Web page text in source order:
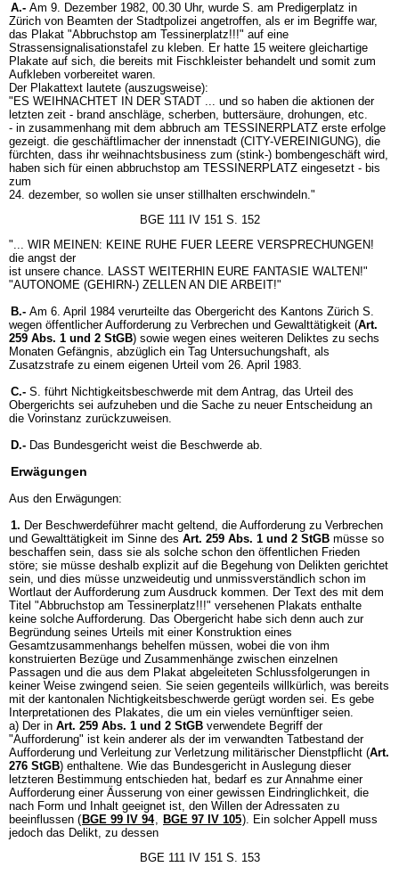
A.- Am 9. Dezember 1982, 00.30 Uhr, wurde S. am Predigerplatz in
Zürich von Beamten der Stadtpolizei angetroffen, als er im Begriffe war,
das Plakat "Abbruchstop am Tessinerplatz!!!" auf eine
Strassensignalisationstafel zu kleben. Er hatte 15 weitere gleichartige
Plakate auf sich, die bereits mit Fischkleister behandelt und somit zum
Aufkleben vorbereitet waren.
Der Plakattext lautete (auszugsweise):
"ES WEIHNACHTET IN DER STADT ... und so haben die aktionen der
letzten zeit - brand anschläge, scherben, buttersäure, drohungen, etc.
- in zusammenhang mit dem abbruch am TESSINERPLATZ erste erfolge
gezeigt. die geschäftlimacher der innenstadt (CITY-VEREINIGUNG), die
fürchten, dass ihr weihnachtsbusiness zum (stink-) bombengeschäft wird,
haben sich für einen abbruchstop am TESSINERPLATZ eingesetzt - bis
zum
24. dezember, so wollen sie unser stillhalten erschwindeln."
BGE 111 IV 151 S. 152
"... WIR MEINEN: KEINE RUHE FUER LEERE VERSPRECHUNGEN!
die angst der
ist unsere chance. LASST WEITERHIN EURE FANTASIE WALTEN!"
"AUTONOME (GEHIRN-) ZELLEN AN DIE ARBEIT!"
B.- Am 6. April 1984 verurteilte das Obergericht des Kantons Zürich S.
wegen öffentlicher Aufforderung zu Verbrechen und Gewalttätigkeit (Art.
259 Abs. 1 und 2 StGB) sowie wegen eines weiteren Deliktes zu sechs
Monaten Gefängnis, abzüglich ein Tag Untersuchungshaft, als
Zusatzstrafe zu einem eigenen Urteil vom 26. April 1983.
C.- S. führt Nichtigkeitsbeschwerde mit dem Antrag, das Urteil des
Obergerichts sei aufzuheben und die Sache zu neuer Entscheidung an
die Vorinstanz zurückzuweisen.
D.- Das Bundesgericht weist die Beschwerde ab.
Erwägungen
Aus den Erwägungen:
1. Der Beschwerdeführer macht geltend, die Aufforderung zu Verbrechen
und Gewalttätigkeit im Sinne des Art. 259 Abs. 1 und 2 StGB müsse so
beschaffen sein, dass sie als solche schon den öffentlichen Frieden
störe; sie müsse deshalb explizit auf die Begehung von Delikten gerichtet
sein, und dies müsse unzweideutig und unmissverständlich schon im
Wortlaut der Aufforderung zum Ausdruck kommen. Der Text des mit dem
Titel "Abbruchstop am Tessinerplatz!!!" versehenen Plakats enthalte
keine solche Aufforderung. Das Obergericht habe sich denn auch zur
Begründung seines Urteils mit einer Konstruktion eines
Gesamtzusammenhangs behelfen müssen, wobei die von ihm
konstruierten Bezüge und Zusammenhänge zwischen einzelnen
Passagen und die aus dem Plakat abgeleiteten Schlussfolgerungen in
keiner Weise zwingend seien. Sie seien gegenteils willkürlich, was bereits
mit der kantonalen Nichtigkeitsbeschwerde gerügt worden sei. Es gebe
Interpretationen des Plakates, die um ein vieles vernünftiger seien.
a) Der in Art. 259 Abs. 1 und 2 StGB verwendete Begriff der
"Aufforderung" ist kein anderer als der im verwandten Tatbestand der
Aufforderung und Verleitung zur Verletzung militärischer Dienstpflicht (Art.
276 StGB) enthaltene. Wie das Bundesgericht in Auslegung dieser
letzteren Bestimmung entschieden hat, bedarf es zur Annahme einer
Aufforderung einer Äusserung von einer gewissen Eindringlichkeit, die
nach Form und Inhalt geeignet ist, den Willen der Adressaten zu
beeinflussen ( BGE 99 IV 94, BGE 97 IV 105). Ein solcher Appell muss
jedoch das Delikt, zu dessen
BGE 111 IV 151 S. 153